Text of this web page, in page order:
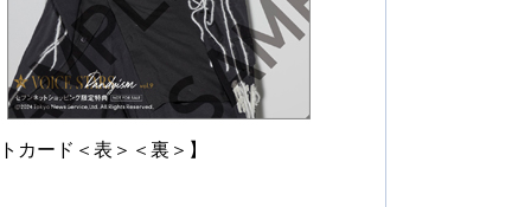
カード＜表＞＜裏＞】